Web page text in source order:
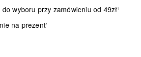
wyboru przy zamówieniu od 49zł¹
na prezent¹